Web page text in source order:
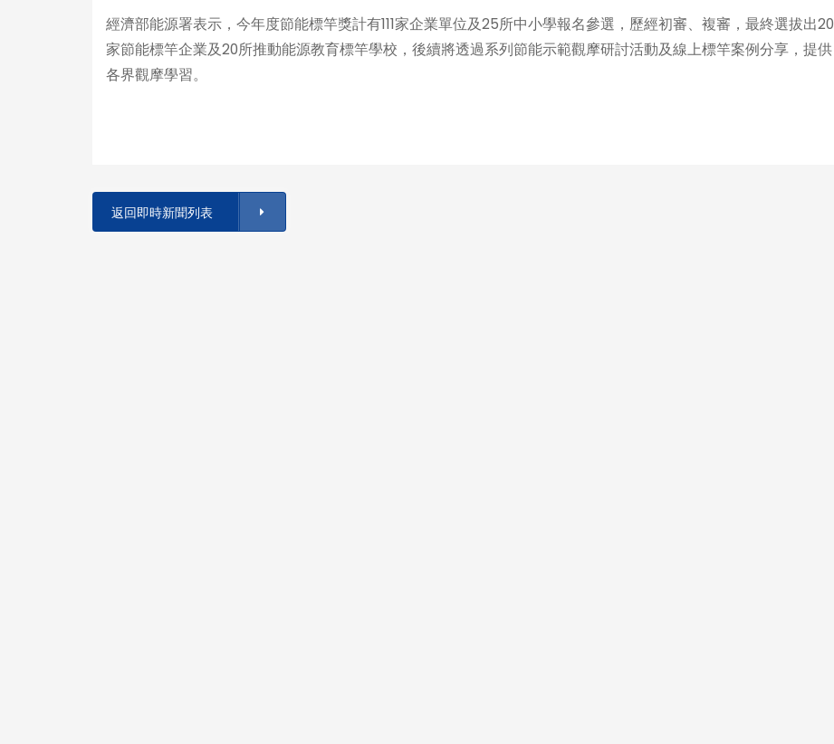
經濟部能源署表示，今年度節能標竿獎計有111家企業單位及25所中小學報名參選，歷經初審、複審，最終選拔出20
家節能標竿企業及20所推動能源教育標竿學校，後續將透過系列節能示範觀摩研討活動及線上標竿案例分享，提供
各界觀摩學習。
返回即時新聞列表